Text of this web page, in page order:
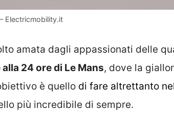
Electricmobility.it
amata dagli appassionati delle
24 ore di Le Mans, dove la
è quello di fare altrettanto
più incredibile di sempre.